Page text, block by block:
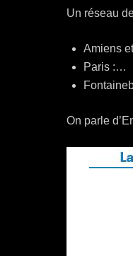
Un réseau
Amiens
Paris :…
On parle